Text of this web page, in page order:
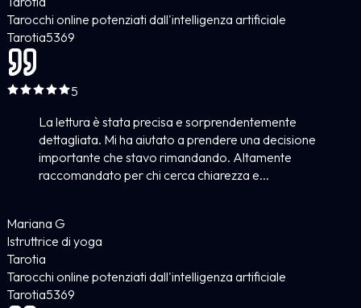
Tarocchi online potenziati dall'intelligenza artificiale
Tarotia5369
5
La lettura è stata precisa e sorprendentemente
dettagliata. Mi ha aiutato a prendere una decisione
importante che stavo rimandando. Altamente
raccomandato per chi cerca chiarezza e...
Mariana G
Istruttrice di yoga
Tarotia
Tarocchi online potenziati dall'intelligenza artificiale
Tarotia5369